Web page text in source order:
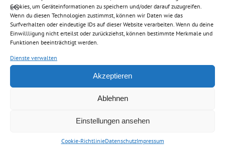
Cookies, um Geräteinformationen zu speichern und/oder darauf zuzugreifen.
Wenn du diesen Technologien zustimmst, können wir Daten wie das
Surfverhalten oder eindeutige IDs auf dieser Website verarbeiten. Wenn du deine
Einwillligung nicht erteilst oder zurückziehst, können bestimmte Merkmale und
Funktionen beeinträchtigt werden.
Dienste verwalten
Akzeptieren
Ablehnen
Einstellungen ansehen
Cookie-RichtlinieDatenschutzImpressum
unverbindliches Erstgespräch.
Jetzt Termin vereinbaren